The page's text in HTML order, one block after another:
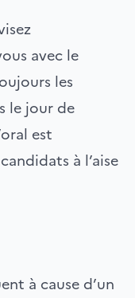
avec le
les
le jour de
est
à l’aise
à cause d’un